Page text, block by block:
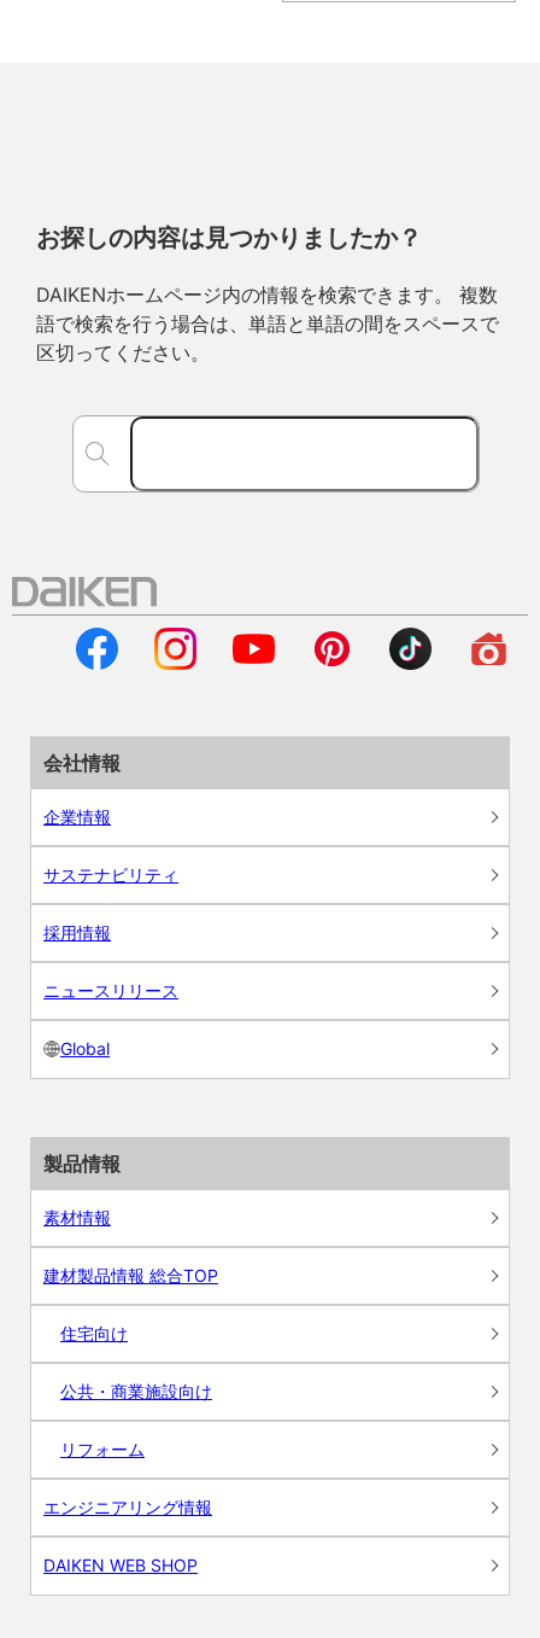
お探しの内容は見つかりましたか？
DAIKENホームページ内の情報を検索できます。 複数
語で検索を行う場合は、単語と単語の間をスペースで
区切ってください。
会社情報
企業情報
サステナビリティ
採用情報
ニュースリリース
Global
製品情報
素材情報
建材製品情報 総合TOP
住宅向け
公共・商業施設向け
リフォーム
エンジニアリング情報
DAIKEN WEB SHOP